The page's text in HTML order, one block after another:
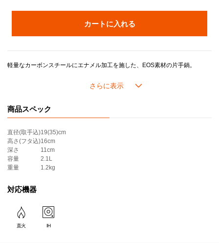
カートに入れる
軽量なカーボンスチールにエナメル加工を施した、EOS素材の片手鍋。
商品スペック
直径(取手込)19(35)cm
高さ(フタ込)16cm
深さ
11cm
容量
2.1L
重量
1.2kg
対応機器
直火 IH